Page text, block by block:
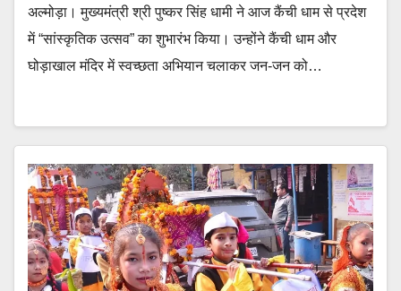
अल्मोड़ा। मुख्यमंत्री श्री पुष्कर सिंह धामी ने आज कैंची धाम से प्रदेश
में “सांस्कृतिक उत्सव” का शुभारंभ किया। उन्होंने कैंची धाम और
घोड़ाखाल मंदिर में स्वच्छता अभियान चलाकर जन-जन को…